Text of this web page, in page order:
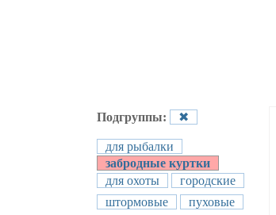
Подгруппы: ✖
для рыбалки
забродные куртки
для охоты
городские
штормовые
пуховые